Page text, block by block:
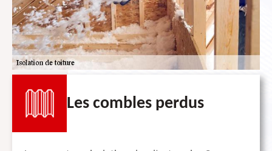
Les combles perdus